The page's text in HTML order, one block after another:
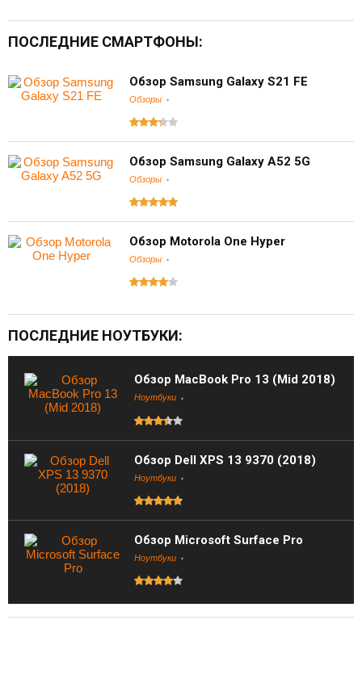
ПОСЛЕДНИЕ СМАРТФОНЫ:
Обзор Samsung Galaxy S21 FE
Обзоры
Обзор Samsung Galaxy A52 5G
Обзоры
Обзор Motorola One Hyper
Обзоры
ПОСЛЕДНИЕ НОУТБУКИ:
Обзор MacBook Pro 13 (Mid 2018)
Ноутбуки
Обзор Dell XPS 13 9370 (2018)
Ноутбуки
Обзор Microsoft Surface Pro
Ноутбуки